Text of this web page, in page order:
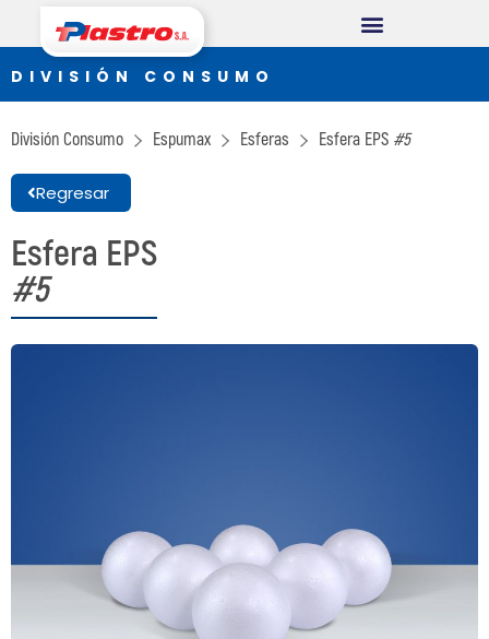
DIVISIÓN CONSUMO
Espumax
DIVISIÓN INDUSTRIAL
Germiplant
Envases y Embalajes
Termoblock
Geoblock
Termoformas
DIVISIÓN CONSUMO
División Consumo Espumax Esferas Esfera EPS #5
Regresar
Esfera EPS
#5